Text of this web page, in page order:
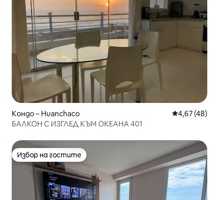
Кондо – Huanchaco Средна
4,67 (48)
БАЛКОН С ИЗГЛЕД КЪМ ОКЕАНА 401
Избор на гостите
Избор на гостите